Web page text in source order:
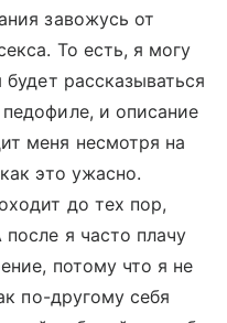
завожусь от
То есть, я могу
рассказываться
и описание
меня несмотря на
это ужасно.
до тех пор,
я часто плачу
потому что я не
по-другому себя